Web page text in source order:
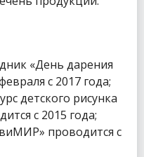
«День дарения
с 2017 года;
детского рисунка
с 2015 года;
проводится с